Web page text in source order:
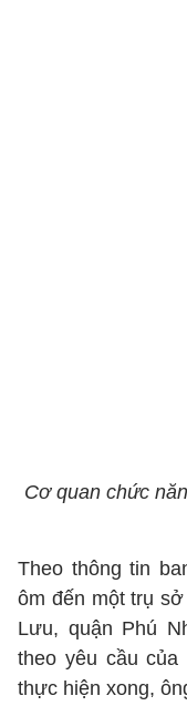
Cơ quan chức
Theo thông tin
ôm đến một trụ
Lưu, quận Phú
theo yêu cầu
thực hiện xong,